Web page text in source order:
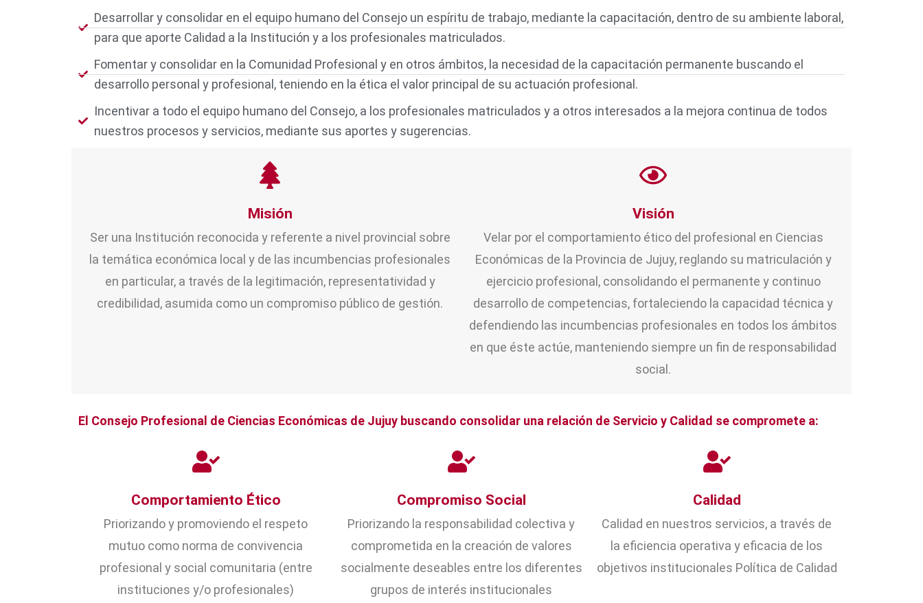
Desarrollar y consolidar en el equipo humano del Consejo un espíritu de trabajo, mediante la capacitación, dentro de su ambiente laboral,
para que aporte Calidad a la Institución y a los profesionales matriculados.
Fomentar y consolidar en la Comunidad Profesional y en otros ámbitos, la necesidad de la capacitación permanente buscando el
desarrollo personal y profesional, teniendo en la ética el valor principal de su actuación profesional.
Incentivar a todo el equipo humano del Consejo, a los profesionales matriculados y a otros interesados a la mejora continua de todos
nuestros procesos y servicios, mediante sus aportes y sugerencias.
Misión
Ser una Institución reconocida y referente a nivel provincial sobre
la temática económica local y de las incumbencias profesionales
en particular, a través de la legitimación, representatividad y
credibilidad, asumida como un compromiso público de gestión.
Visión
Velar por el comportamiento ético del profesional en Ciencias
Económicas de la Provincia de Jujuy, reglando su matriculación y
ejercicio profesional, consolidando el permanente y continuo
desarrollo de competencias, fortaleciendo la capacidad técnica y
defendiendo las incumbencias profesionales en todos los ámbitos
en que éste actúe, manteniendo siempre un fin de responsabilidad
social.
El Consejo Profesional de Ciencias Económicas de Jujuy buscando consolidar una relación de Servicio y Calidad se compromete a:
Comportamiento Ético
Priorizando y promoviendo el respeto
mutuo como norma de convivencia
profesional y social comunitaria (entre
instituciones y/o profesionales)
Compromiso Social
Priorizando la responsabilidad colectiva y
comprometida en la creación de valores
socialmente deseables entre los diferentes
grupos de interés institucionales
Calidad
Calidad en nuestros servicios, a través de
la eficiencia operativa y eficacia de los
objetivos institucionales Política de Calidad